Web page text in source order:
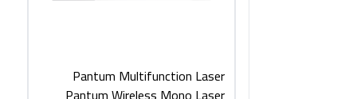
Pantum Multifunction Laser